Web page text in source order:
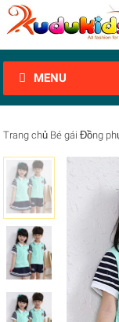
MENU
Trang chủ Bé gái Đồng